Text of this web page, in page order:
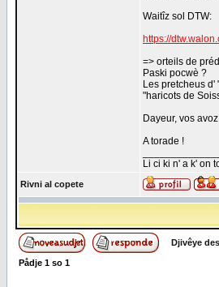
Waitîz sol DTW:
https://
=> orteils de
Paski pocwè ?
Les pretcheus
"haricots de
Dayeur, vos
A torade !
Li ci ki n' a k' on
Rivni al copete
Djivêye
Pådje 1 so 1